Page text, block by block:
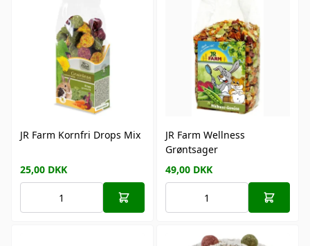
JR Farm Kornfri Drops Mix
25,00 DKK
JR Farm Wellness
Grøntsager
49,00 DKK